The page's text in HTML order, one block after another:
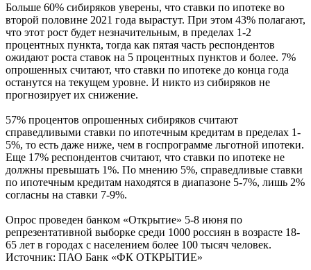
Больше 60% сибиряков уверены, что ставки по ипотеке во
второй половине 2021 года вырастут. При этом 43% полагают,
что этот рост будет незначительным, в пределах 1-2
процентных пункта, тогда как пятая часть респондентов
ожидают роста ставок на 5 процентных пунктов и более. 7%
опрошенных считают, что ставки по ипотеке до конца года
останутся на текущем уровне. И никто из сибиряков не
прогнозирует их снижение.
57% процентов опрошенных сибиряков считают
справедливыми ставки по ипотечным кредитам в пределах 1-
5%, то есть даже ниже, чем в госпрограмме льготной ипотеки.
Еще 17% респондентов считают, что ставки по ипотеке не
должны превышать 1%. По мнению 5%, справедливые ставки
по ипотечным кредитам находятся в диапазоне 5-7%, лишь 2%
согласны на ставки 7-9%.
Опрос проведен банком «Открытие» 5-8 июня по
репрезентативной выборке среди 1000 россиян в возрасте 18-
65 лет в городах с населением более 100 тысяч человек.
Источник: ПАО Банк «ФК ОТКРЫТИЕ»